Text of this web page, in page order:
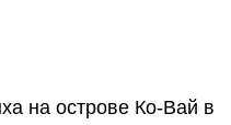
на острове Ко-Вай в